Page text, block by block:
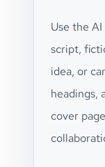
Use the
script,
idea, or
headings,
cover